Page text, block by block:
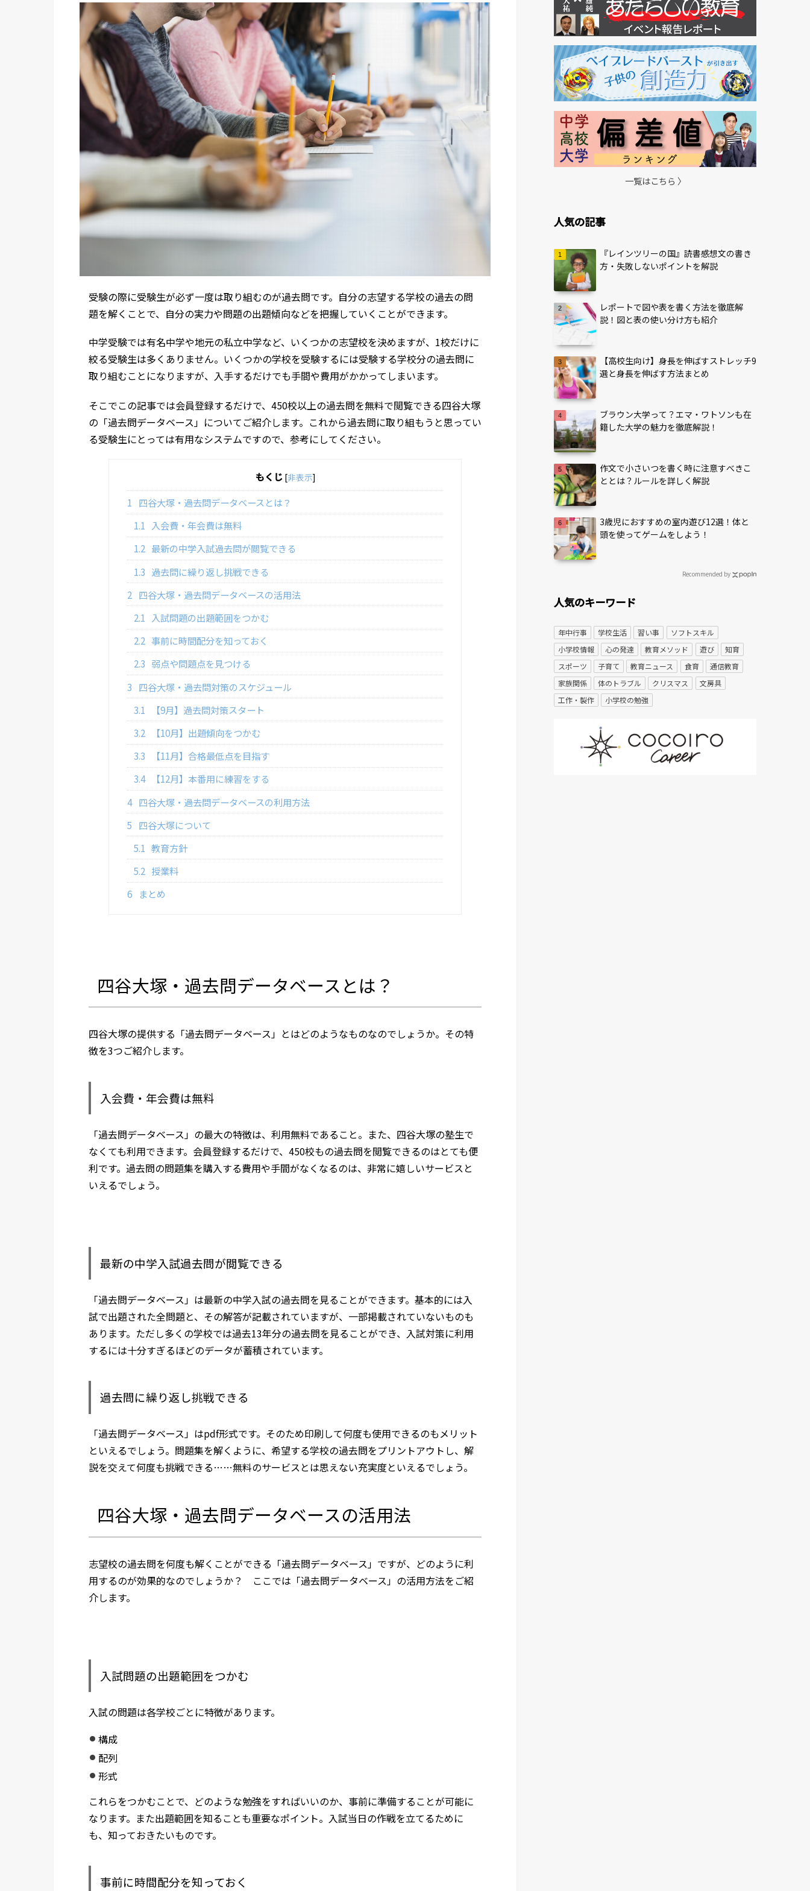
受験の際に受験生が必ず一度は取り組むのが過去問です。自分の志望する学校の過去の問
題を解くことで、自分の実力や問題の出題傾向などを把握していくことができます。
中学受験では有名中学や地元の私立中学など、いくつかの志望校を決めますが、1校だけに
絞る受験生は多くありません。いくつかの学校を受験するには受験する学校分の過去問に
取り組むことになりますが、入手するだけでも手間や費用がかかってしまいます。
そこでこの記事では会員登録するだけで、450校以上の過去問を無料で閲覧できる四谷大塚
の「過去問データベース」についてご紹介します。これから過去問に取り組もうと思ってい
る受験生にとっては有用なシステムですので、参考にしてください。
もくじ [非表示]
1 四谷大塚・過去問データベースとは？
1.1 入会費・年会費は無料
1.2 最新の中学入試過去問が閲覧できる
1.3 過去問に繰り返し挑戦できる
2 四谷大塚・過去問データベースの活用法
2.1 入試問題の出題範囲をつかむ
2.2 事前に時間配分を知っておく
2.3 弱点や問題点を見つける
3 四谷大塚・過去問対策のスケジュール
3.1
【9月】過去問対策スタート
3.2
【10月】出題傾向をつかむ
3.3
【11月】合格最低点を目指す
3.4
【12月】本番用に練習をする
4 四谷大塚・過去問データベースの利用方法
5 四谷大塚について
5.1 教育方針
5.2 授業料
6
まとめ
四谷大塚・過去問データベースとは？
四谷大塚の提供する「過去問データベース」とはどのようなものなのでしょうか。その特
徴を3つご紹介します。
入会費・年会費は無料
「過去問データベース」の最大の特徴は、利用無料であること。また、四谷大塚の塾生で
なくても利用できます。会員登録するだけで、450校もの過去問を閲覧できるのはとても便
利です。過去問の問題集を購入する費用や手間がなくなるのは、非常に嬉しいサービスと
いえるでしょう。
最新の中学入試過去問が閲覧できる
「過去問データベース」は最新の中学入試の過去問を見ることができます。基本的には入
試で出題された全問題と、その解答が記載されていますが、一部掲載されていないものも
あります。ただし多くの学校では過去13年分の過去問を見ることができ、入試対策に利用
するには十分すぎるほどのデータが蓄積されています。
過去問に繰り返し挑戦できる
「過去問データベース」はpdf形式です。そのため印刷して何度も使用できるのもメリット
といえるでしょう。問題集を解くように、希望する学校の過去問をプリントアウトし、解
説を交えて何度も挑戦できる……無料のサービスとは思えない充実度といえるでしょう。
四谷大塚・過去問データベースの活用法
志望校の過去問を何度も解くことができる「過去問データベース」ですが、どのように利
用するのが効果的なのでしょうか？ ここでは「過去問データベース」の活用方法をご紹
介します。
入試問題の出題範囲をつかむ
入試の問題は各学校ごとに特徴があります。
構成
配列
形式
これらをつかむことで、どのような勉強をすればいいのか、事前に準備することが可能に
なります。また出題範囲を知ることも重要なポイント。入試当日の作戦を立てるために
も、知っておきたいものです。
事前に時間配分を知っておく
一覧はこちら 〉
人気の記事
『レインツリーの国』読書感想文の書き
方・失敗しないポイントを解説
レポートで図や表を書く方法を徹底解
説！図と表の使い分け方も紹介
【高校生向け】身長を伸ばすストレッチ9
選と身長を伸ばす方法まとめ
ブラウン大学って？エマ・ワトソンも在
籍した大学の魅力を徹底解説！
作文で小さいつを書く時に注意すべきこ
ととは？ルールを詳しく解説
3歳児におすすめの室内遊び12選！体と
頭を使ってゲームをしよう！
Recommended by
人気のキーワード
年中行事 学校生活 習い事
ソフトスキル
小学校情報
心の発達 教育メソッド 遊び
知育
スポーツ
子育て 教育ニュース 食育
通信教育
家族関係
体のトラブル クリスマス
文房具
工作・製作
小学校の勉強